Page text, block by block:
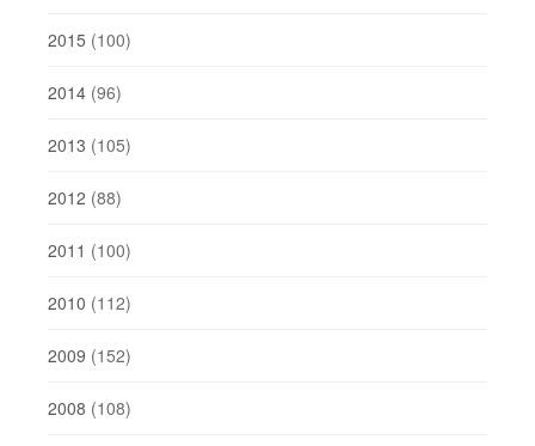
2015 (100)
2014 (96)
2013 (105)
2012 (88)
2011 (100)
2010 (112)
2009 (152)
2008 (108)